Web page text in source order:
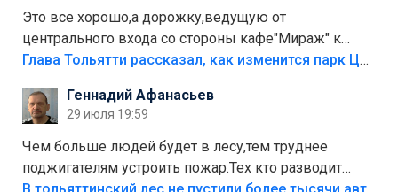
Это все хорошо,а дорожку,ведущую от
центрального входа со стороны кафе"Мираж" к
аттракционам слабо доделать?А то бордюры
лежала в парке и испортилась.Да еще,видимо,часть
украли.
Глава Тольятти рассказал, как изменится парк Центрального района
Геннадий Афанасьев
29 июля 19:59
Чем больше людей будет в лесу,тем труднее
поджигателям устроить пожар.Тех кто разводит